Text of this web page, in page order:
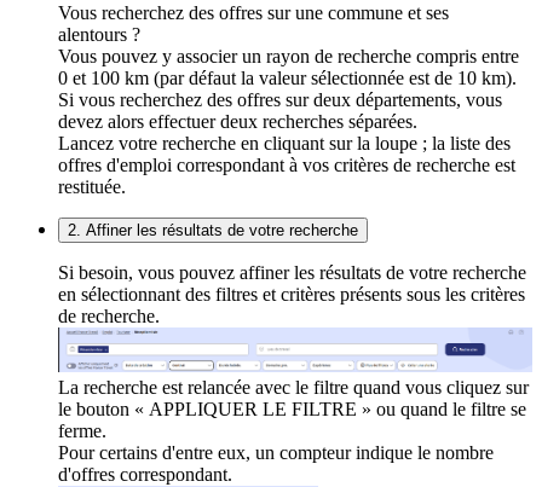
Vous recherchez des offres sur une commune et ses
alentours ?
Vous pouvez y associer un rayon de recherche compris entre
0 et 100 km (par défaut la valeur sélectionnée est de 10 km).
Si vous recherchez des offres sur deux départements, vous
devez alors effectuer deux recherches séparées.
Lancez votre recherche en cliquant sur la loupe ; la liste des
offres d'emploi correspondant à vos critères de recherche est
restituée.
2. Affiner les résultats de votre recherche
Si besoin, vous pouvez affiner les résultats de votre recherche
en sélectionnant des filtres et critères présents sous les critères
de recherche.
La recherche est relancée avec le filtre quand vous cliquez sur
le bouton « APPLIQUER LE FILTRE » ou quand le filtre se
ferme.
Pour certains d'entre eux, un compteur indique le nombre
d'offres correspondant.